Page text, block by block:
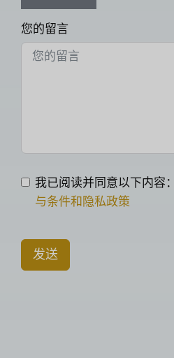
您的留言
我已阅读并同意以下内容：
与条件和隐私政策
发送